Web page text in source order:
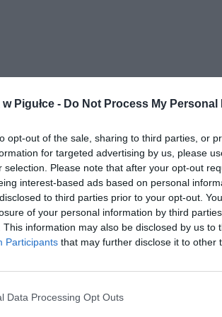
Pigułce - Do Not Process My Personal
opt-out of the sale, sharing to third parties, or
for targeted advertising by us, please
selection. Please note that after your opt-out
interest-based ads based on personal
to third parties prior to your opt-out.
of your personal information by third
This information may also be disclosed by us to
Participants that may further disclose it to other
Data Processing Opt Outs
TOKSYCZNY
JEST
5 sierpnia 2015 13:11
Niedawno
Roundupem w Parku
informowaliśmy, Marek
Ochrony Środowiska dzielnicy Praga Południe.